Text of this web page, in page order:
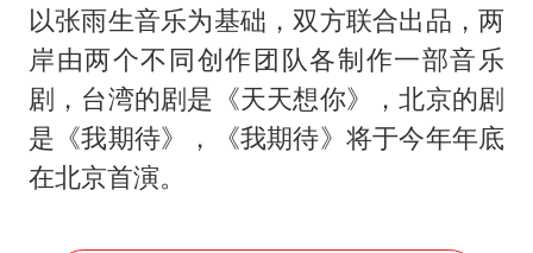
以张雨生音乐为基础，双方联合出品，两
岸由两个不同创作团队各制作一部音乐
剧，台湾的剧是《天天想你》，北京的剧
是《我期待》，《我期待》将于今年年底
在北京首演。